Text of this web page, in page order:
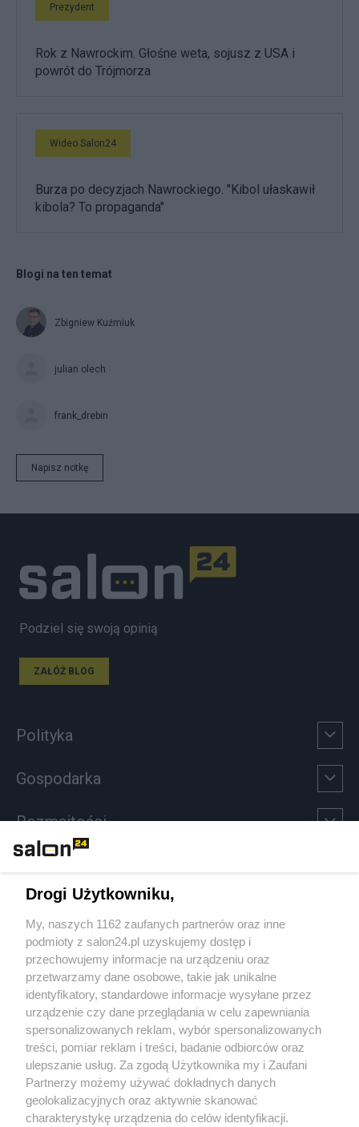
Prezydent
Rok z Nawrockim. Głośne weta, sojusz z USA i
powrót do Trójmorza
Wideo Salon24
Burza po decyzjach Nawrockiego. "Kibol ułaskawił
kibola? To propaganda"
Blogi na ten temat
Zbigniew Kuźmiuk
julian olech
frank_drebin
Napisz notkę
Podziel się swoją opinią
ZAŁÓŻ BLOG
Polityka
Gospodarka
Rozmaitości
Sport
Społeczeństwo
Kultura
X Facebook Instagram Youtube
Drogi Użytkowniku,
My, naszych 1162 zaufanych partnerów oraz inne
podmioty z salon24.pl uzyskujemy dostęp i
przechowujemy informacje na urządzeniu oraz
przetwarzamy dane osobowe, takie jak unikalne
identyfikatory, standardowe informacje wysyłane przez
urządzenie czy dane przeglądania w celu zapewniania
spersonalizowanych reklam, wybór spersonalizowanych
treści, pomiar reklam i treści, badanie odbiorców oraz
ulepszanie usług. Za zgodą Użytkownika my i Zaufani
Partnerzy możemy używać dokładnych danych
geolokalizacyjnych oraz aktywnie skanować
charakterystykę urządzenia do celów identyfikacji.